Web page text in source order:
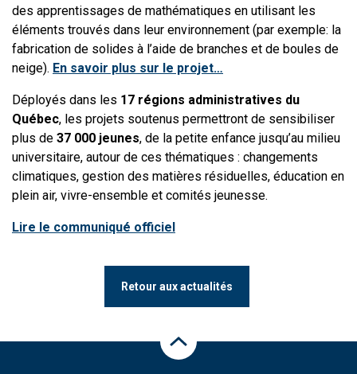
des apprentissages de mathématiques en utilisant les
éléments trouvés dans leur environnement (par exemple: la
fabrication de solides à l’aide de branches et de boules de
neige). En savoir plus sur le projet…
Déployés dans les 17 régions administratives du
Québec, les projets soutenus permettront de sensibiliser
plus de 37 000 jeunes, de la petite enfance jusqu’au milieu
universitaire, autour de ces thématiques : changements
climatiques, gestion des matières résiduelles, éducation en
plein air, vivre-ensemble et comités jeunesse.
Lire le communiqué officiel
Retour aux actualités